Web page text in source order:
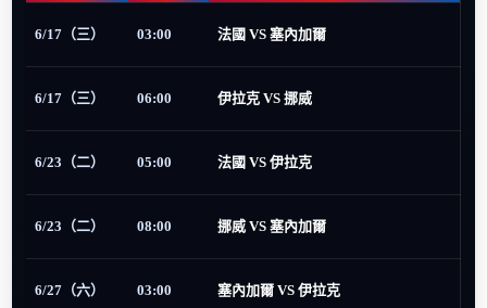
6/17（三） 03:00 法國 VS 塞內加爾
6/17（三） 06:00 伊拉克 VS 挪威
6/23（二） 05:00 法國 VS 伊拉克
6/23（二） 08:00 挪威 VS 塞內加爾
6/27（六） 03:00 塞內加爾 VS 伊拉克